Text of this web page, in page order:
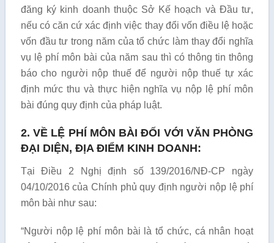
đăng ký kinh doanh thuộc Sở Kế hoạch và Đầu tư,
nếu có căn cứ xác định việc thay đổi vốn điều lệ hoặc
vốn đầu tư trong năm của tổ chức làm thay đổi nghĩa
vụ lệ phí môn bài của năm sau thì có thông tin thông
báo cho người nộp thuế để người nộp thuế tự xác
định mức thu và thực hiện nghĩa vụ nộp lệ phí môn
bài đúng quy định của pháp luật.
2. VỀ LỆ PHÍ MÔN BÀI ĐỐI VỚI VĂN PHÒNG
ĐẠI DIỆN, ĐỊA ĐIỂM KINH DOANH:
Tại Điều 2 Nghị định số 139/2016/NĐ-CP ngày
04/10/2016 của Chính phủ quy định người nộp lệ phí
môn bài như sau:
“Người nộp lệ phí môn bài là tổ chức, cá nhân hoạt